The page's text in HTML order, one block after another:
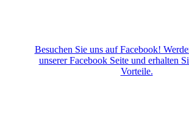
Besuchen Sie uns auf Facebook!
unserer Facebook Seite und erhalten
Vorteile.